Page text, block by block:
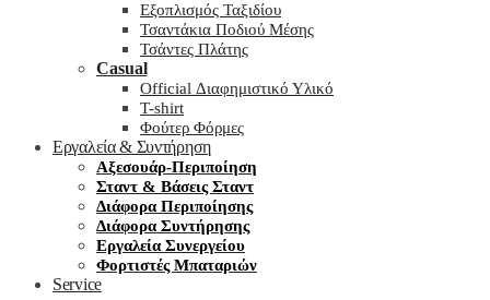
Εξοπλισμός Ταξιδίου
Τσαντάκια Ποδιού Μέσης
Τσάντες Πλάτης
Casual
Official Διαφημιστικό Υλικό
T-shirt
Φούτερ Φόρμες
Εργαλεία & Συντήρηση
Αξεσουάρ-Περιποίηση
Σταντ & Βάσεις Σταντ
Διάφορα Περιποίησης
Διάφορα Συντήρησης
Εργαλεία Συνεργείου
Φορτιστές Μπαταριών
Service